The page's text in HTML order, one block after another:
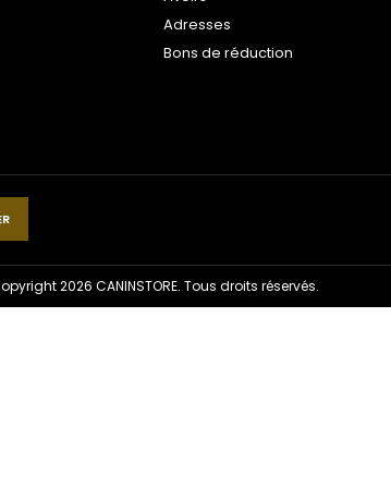
Adresses
Bons de réduction
2026 CANINSTORE. Tous droits réservés.